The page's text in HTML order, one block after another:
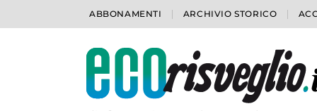
ABBONAMENTI ARCHIVIO STORICO